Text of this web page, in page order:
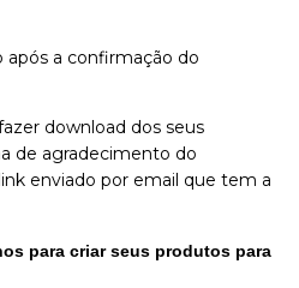
a confirmação do
download dos seus
de agradecimento do
enviado por email que tem a
para criar seus produtos para